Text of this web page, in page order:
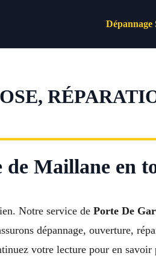
Maillane en
Notre service de Porte De
dépannage, ouverture,
votre lecture pour en